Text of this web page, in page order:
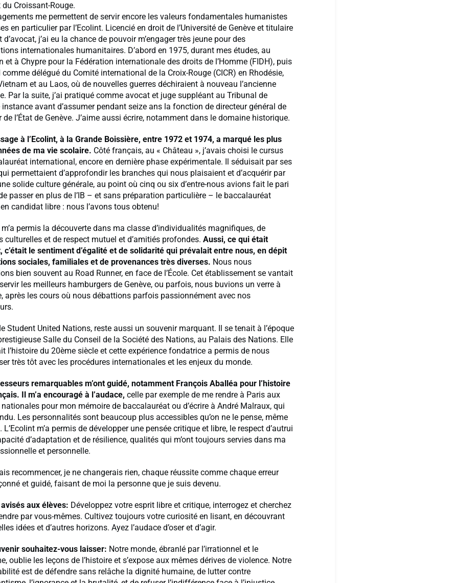
du Croissant-Rouge.
me permettent de servir encore les valeurs fondamentales humanistes
en particulier par l’Ecolint. Licencié en droit de l’Université de Genève et titulaire
d’avocat, j’ai eu la chance de pouvoir m’engager très jeune pour des
internationales humanitaires. D’abord en 1975, durant mes études, au
et à Chypre pour la Fédération internationale des droits de l’Homme (FIDH), puis
délégué du Comité international de la Croix-Rouge (CICR) en Rhodésie,
et au Laos, où de nouvelles guerres déchiraient à nouveau l’ancienne
Par la suite, j’ai pratiqué comme avocat et juge suppléant au Tribunal de
instance avant d’assumer pendant seize ans la fonction de directeur général de
de l’État de Genève. J’aime aussi écrire, notamment dans le domaine historique.
à l’Ecolint, à la Grande Boissière, entre 1972 et 1974, a marqué les plus
de ma vie scolaire. Côté français, au « Château », j’avais choisi le cursus
international, encore en dernière phase expérimentale. Il séduisait par ses
permettaient d’approfondir les branches qui nous plaisaient et d’acquérir par
solide culture générale, au point où cinq ou six d’entre-nous avions fait le pari
passer en plus de l’IB – et sans préparation particulière – le baccalauréat
candidat libre : nous l’avons tous obtenu!
m’a permis la découverte dans ma classe d’individualités magnifiques, de
culturelles et de respect mutuel et d’amitiés profondes. Aussi, ce qui était
c’était le sentiment d’égalité et de solidarité qui prévalait entre nous, en dépit
sociales, familiales et de provenances très diverses. Nous nous
bien souvent au Road Runner, en face de l’École. Cet établissement se vantait
les meilleurs hamburgers de Genève, ou parfois, nous buvions un verre à
après les cours où nous débattions parfois passionnément avec nos
Student United Nations, reste aussi un souvenir marquant. Il se tenait à l’époque
Salle du Conseil de la Société des Nations, au Palais des Nations. Elle
l’histoire du 20ème siècle et cette expérience fondatrice a permis de nous
très tôt avec les procédures internationales et les enjeux du monde.
remarquables m’ont guidé, notamment François Aballéa pour l’histoire
Il m’a encouragé à l’audace, celle par exemple de me rendre à Paris aux
pour mon mémoire de baccalauréat ou d’écrire à André Malraux, qui
Les personnalités sont beaucoup plus accessibles qu’on ne le pense, même
L’Ecolint m’a permis de développer une pensée critique et libre, le respect d’autrui
d’adaptation et de résilience, qualités qui m’ont toujours servies dans ma
et personnelle.
recommencer, je ne changerais rien, chaque réussite comme chaque erreur
et guidé, faisant de moi la personne que je suis devenu.
aux élèves: Développez votre esprit libre et critique, interrogez et cherchez
par vous-mêmes. Cultivez toujours votre curiosité en lisant, en découvrant
idées et d’autres horizons. Ayez l’audace d’oser et d’agir.
souhaitez-vous laisser: Notre monde, ébranlé par l’irrationnel et le
oublie les leçons de l’histoire et s’expose aux mêmes dérives de violence. Notre
est de défendre sans relâche la dignité humaine, de lutter contre